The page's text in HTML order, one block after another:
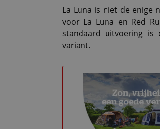
La Luna is niet de enige
voor La Luna en Red
standaard uitvoering is
variant.